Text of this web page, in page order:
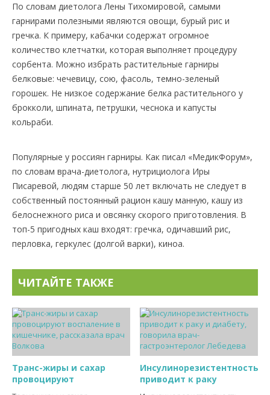
По словам диетолога Лены Тихомировой, самыми
гарнирами полезными являются овощи, бурый рис и
гречка. К примеру, кабачки содержат огромное
количество клетчатки, которая выполняет процедуру
сорбента. Можно избрать растительные гарниры
белковые: чечевицу, сою, фасоль, темно-зеленый
горошек. Не низкое содержание белка растительного у
брокколи, шпината, петрушки, чеснока и капусты
кольраби.
Популярные у россиян гарниры. Как писал «МедикФорум»,
по словам врача-диетолога, нутрициолога Иры
Писаревой, людям старше 50 лет включать не следует в
собственный постоянный рацион кашу манную, кашу из
белоснежного риса и овсянку скорого приготовления. В
топ-5 пригодных каш входят: гречка, одичавший рис,
перловка, геркулес (долгой варки), киноа.
ЧИТАЙТЕ ТАКЖЕ
Транс-жиры и сахар
провоцируют
Инсулинорезистентность
приводит к раку